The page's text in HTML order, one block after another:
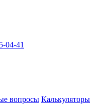
04-41
вопросы Калькуляторы